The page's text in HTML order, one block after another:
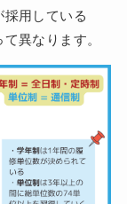
用している
異なります。